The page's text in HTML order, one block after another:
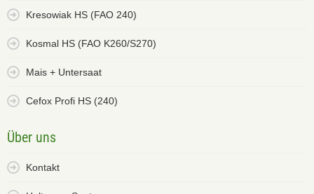
Kresowiak HS (FAO 240)
Kosmal HS (FAO K260/S270)
Mais + Untersaat
Cefox Profi HS (240)
Über uns
Kontakt